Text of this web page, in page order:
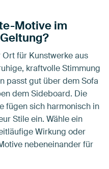
Motive im
für Kunstwerke aus
kraftvolle Stimmung
passt gut über dem Sofa
dem Sideboard. Die
fügen sich harmonisch in
Stile ein. Wähle ein
Wirkung oder
nebeneinander für